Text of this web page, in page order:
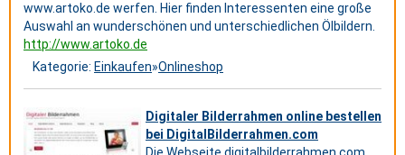
www.artoko.de werfen. Hier finden Interessenten eine große
Auswahl an wunderschönen und unterschiedlichen Ölbildern.
http://www.artoko.de
Kategorie: Einkaufen»Onlineshop
Digitaler Bilderrahmen online bestellen
bei DigitalBilderrahmen.com